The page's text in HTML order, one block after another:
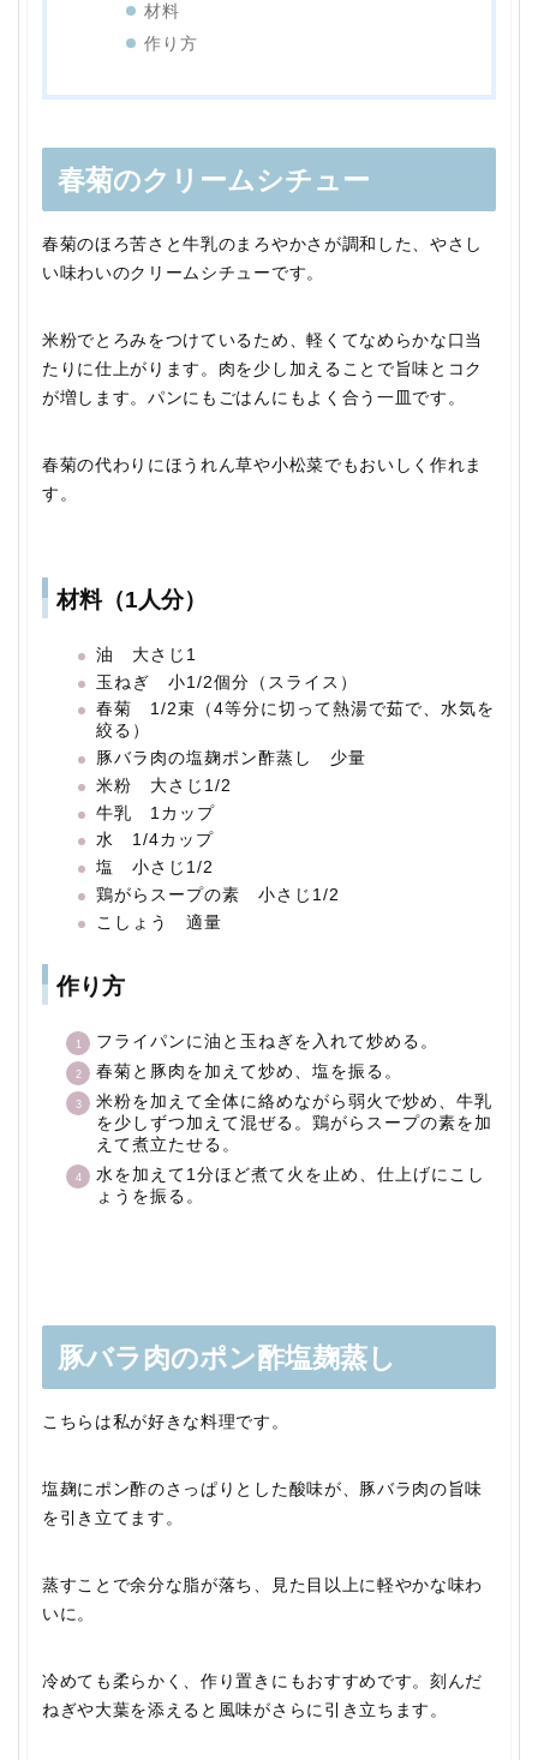
材料
作り方
春菊のクリームシチュー
春菊のほろ苦さと牛乳のまろやかさが調和した、やさし
い味わいのクリームシチューです。
米粉でとろみをつけているため、軽くてなめらかな口当
たりに仕上がります。肉を少し加えることで旨味とコク
が増します。パンにもごはんにもよく合う一皿です。
春菊の代わりにほうれん草や小松菜でもおいしく作れま
す。
材料（1人分）
油 大さじ1
玉ねぎ 小1/2個分（スライス）
春菊 1/2束（4等分に切って熱湯で茹で、水気を
絞る）
豚バラ肉の塩麹ポン酢蒸し 少量
米粉 大さじ1/2
牛乳 1カップ
水 1/4カップ
塩 小さじ1/2
鶏がらスープの素 小さじ1/2
こしょう 適量
作り方
フライパンに油と玉ねぎを入れて炒める。
春菊と豚肉を加えて炒め、塩を振る。
米粉を加えて全体に絡めながら弱火で炒め、牛乳
を少しずつ加えて混ぜる。鶏がらスープの素を加
えて煮立たせる。
水を加えて1分ほど煮て火を止め、仕上げにこし
ょうを振る。
豚バラ肉のポン酢塩麹蒸し
こちらは私が好きな料理です。
塩麹にポン酢のさっぱりとした酸味が、豚バラ肉の旨味
を引き立てます。
蒸すことで余分な脂が落ち、見た目以上に軽やかな味わ
いに。
冷めても柔らかく、作り置きにもおすすめです。刻んだ
ねぎや大葉を添えると風味がさらに引き立ちます。